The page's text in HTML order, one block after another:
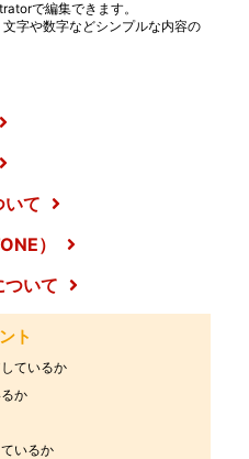
で編集できます。
字や数字などシンプルな内容の
いて
）
ついて
ト
ているか
か
いるか